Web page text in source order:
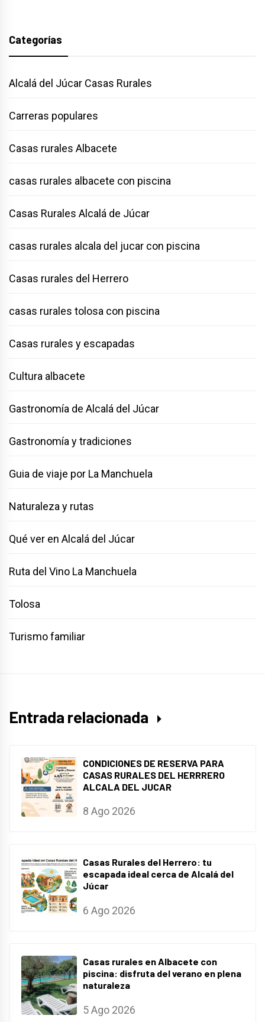
Categorías
Alcalá del Júcar Casas Rurales
Carreras populares
Casas rurales Albacete
casas rurales albacete con piscina
Casas Rurales Alcalá de Júcar
casas rurales alcala del jucar con piscina
Casas rurales del Herrero
casas rurales tolosa con piscina
Casas rurales y escapadas
Cultura albacete
Gastronomía de Alcalá del Júcar
Gastronomía y tradiciones
Guia de viaje por La Manchuela
Naturaleza y rutas
Qué ver en Alcalá del Júcar
Ruta del Vino La Manchuela
Tolosa
Turismo familiar
Entrada relacionada
CONDICIONES DE RESERVA PARA
CASAS RURALES DEL HERRRERO
ALCALA DEL JUCAR
8 Ago 2026
Casas Rurales del Herrero: tu
escapada ideal cerca de Alcalá del
Júcar
6 Ago 2026
Casas rurales en Albacete con
piscina: disfruta del verano en plena
naturaleza
5 Ago 2026